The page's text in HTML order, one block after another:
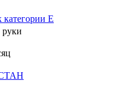
Е
руки